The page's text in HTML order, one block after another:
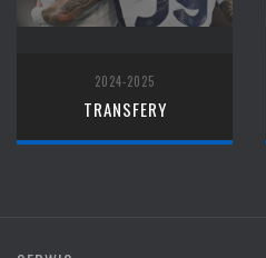
2024-2025
TRANSFERY